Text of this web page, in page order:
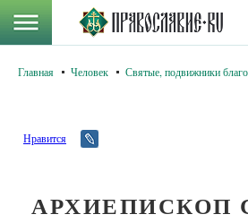
Главная Человек Святые, подвижники
Нравится
АРХИЕПИСКОП